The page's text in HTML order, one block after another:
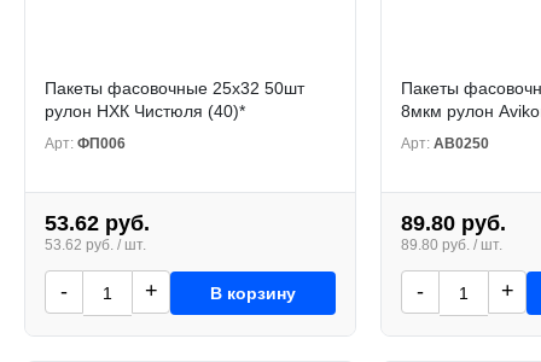
Пакеты фасовочные 25х32 50шт
рулон НХК Чистюля (40)*
Арт: ФП006
53.62 руб.
53.62 руб. / шт.
- + В корзину
Пакеты
8мкм рулон
Арт: АВ0250
89.80 руб.
89.80 руб. / шт.
- +